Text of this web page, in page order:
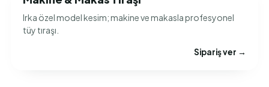
Irka özel model kesim; makine ve makasla profesyonel
tüy tıraşı.
Sipariş ver →